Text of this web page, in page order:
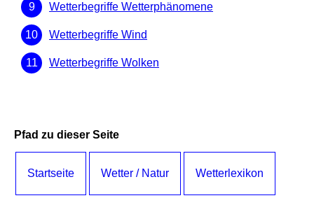
Wetterbegriffe Wetterphänomene
Wetterbegriffe Wind
Wetterbegriffe Wolken
Pfad zu dieser Seite
Startseite Wetter / Natur Wetterlexikon